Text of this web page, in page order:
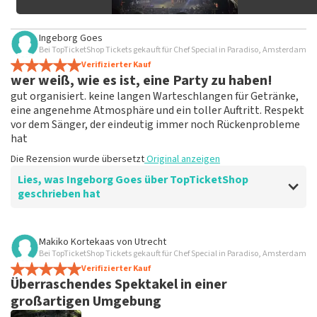
Ingeborg Goes
Bei TopTicketShop Tickets gekauft für Chef Special in Paradiso, Amsterdam
Verifizierter Kauf
wer weiß, wie es ist, eine Party zu haben!
gut organisiert. keine langen Warteschlangen für Getränke,
eine angenehme Atmosphäre und ein toller Auftritt. Respekt
vor dem Sänger, der eindeutig immer noch Rückenprobleme
hat
Die Rezension wurde übersetztOriginal anzeigen
Lies, was Ingeborg Goes über TopTicketShop
geschrieben hat
Bewertung von Ingeborg Goes über
Gut organisiert
Gute E-Mails, klar und pünktlich
Die Rezension wurde übersetztOriginal anzeigen
Makiko Kortekaas von Utrecht
Bei TopTicketShop Tickets gekauft für Chef Special in Paradiso, Amsterdam
Verifizierter Kauf
Überraschendes Spektakel in einer
großartigen Umgebung